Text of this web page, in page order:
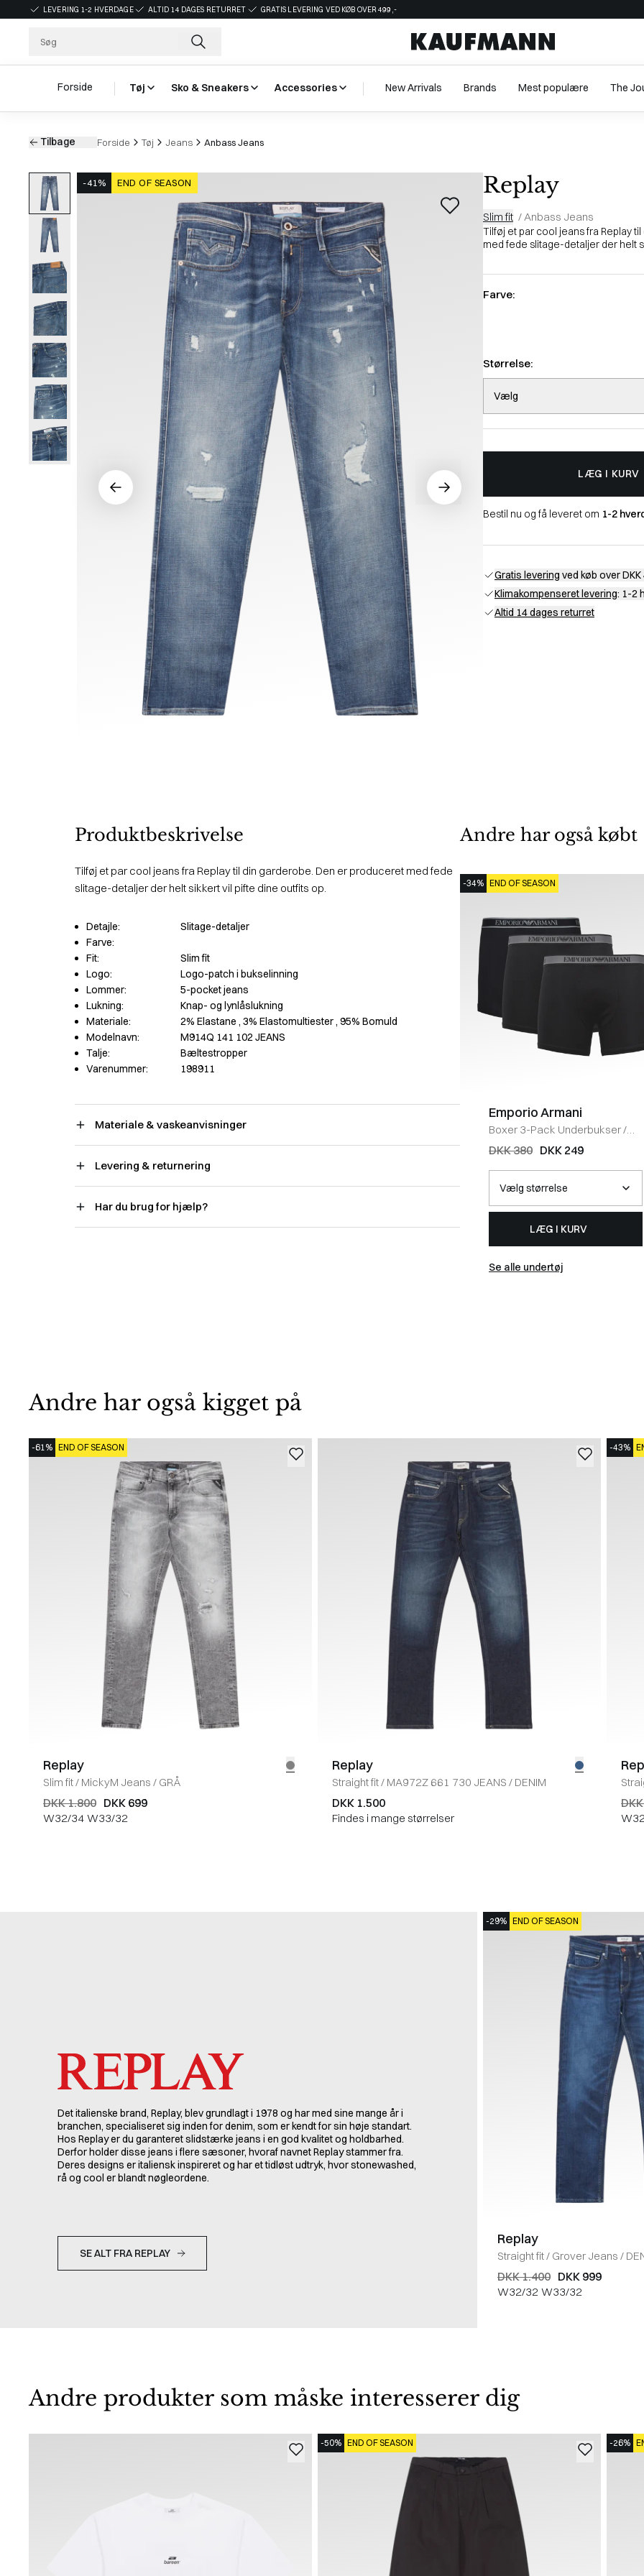
LEVERING 1-2 HVERDAGE ALTID 14 DAGES RETURRET GRATIS LEVERING VED KØB OVER 499,-
Forside Tøj Sko & Sneakers Accessories New Arrivals Brands Mest populære The
Tilbage Forside Tøj Jeans Anbass Jeans
-41% END OF SEASON Replay
Slim fit /Anbass Jeans
Tilføj et par cool jeans fra Replay
med fede slitage-detaljer der helt
Farve:
Størrelse:
Vælg
LÆG I KURV
Bestil nu og få leveret om 1-2
Gratis levering ved køb over DKK
Klimakompenseret levering: 1-2
Altid 14 dages returret
Produktbeskrivelse
Tilføj et par cool jeans fra Replay til din garderobe. Den er produceret med fede
slitage-detaljer der helt sikkert vil pifte dine outfits op.
Detajle:
Slitage-detaljer
Farve:
Fit:
Slim fit
Logo:
Logo-patch i bukselinning
Lommer:
5-pocket jeans
Lukning:
Knap- og lynlåslukning
Materiale:
2% Elastane , 3% Elastomultiester, 95% Bomuld
Modelnavn:
M914Q 141 102 JEANS
Talje:
Bæltestropper
Varenummer:
198911
Materiale & vaskeanvisninger
Levering & returnering
Har du brug for hjælp?
Andre har også købt
-34% END OF SEASON
Emporio Armani
Boxer 3-Pack Underbukser/
BLACK
DKK 380 DKK 249
LÆG I KURV
Se alle undertøj
Andre har også kigget på
-61% END OF SEASON
Replay
Slim fit/ MickyM Jeans / GRÅ
DKK 1.800 DKK 699
W32/34 W33/32
Replay
Straight fit/ MA972Z 661 730 JEANS / DENIM
DKK 1.500
Findes i mange størrelser
-43%
Det italienske brand, Replay, blev grundlagt i 1978 og har med sine mange år i
branchen, specialiseret sig inden for denim, som er kendt for sin høje standart.
Hos Replay er du garanteret slidstærke jeans i en god kvalitet og holdbarhed.
Derfor holder disse jeans i flere sæsoner, hvoraf navnet Replay stammer fra.
Deres designs er italiensk inspireret og har et tidløst udtryk, hvor stonewashed,
rå og cool er blandt nøgleordene.
SE ALT FRA REPLAY
-29% END OF SEASON
Replay
Straight fit/ Grover Jeans /
DKK 1.400 DKK 999
W32/32 W33/32
Andre produkter som måske interesserer dig
-50% END OF SEASON -26%